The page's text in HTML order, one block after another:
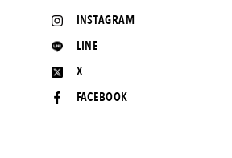
INSTAGRAM
LINE
X
FACEBOOK